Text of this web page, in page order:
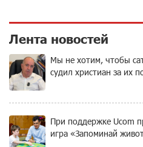
Лента новостей
Мы не хотим, чтобы
судил христиан за их
При поддержке Ucom
игра «Запоминай